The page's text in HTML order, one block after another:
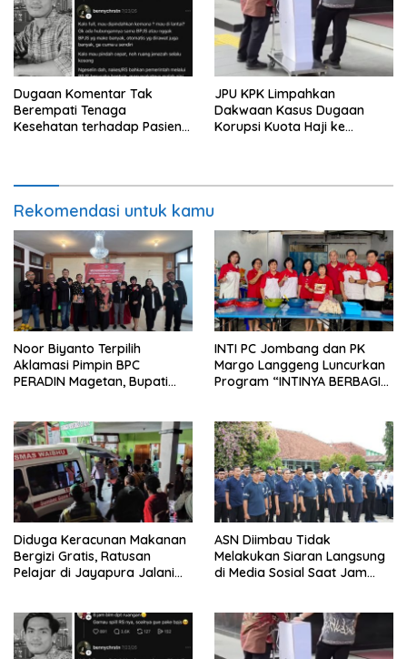
Dugaan Komentar Tak
Berempati Tenaga
Kesehatan terhadap Pasien
JPU KPK Limpahkan
Dakwaan Kasus Dugaan
Korupsi Kuota Haji ke
Rekomendasi untuk kamu
Noor Biyanto Terpilih
Aklamasi Pimpin BPC
PERADIN Magetan, Bupati
INTI PC Jombang dan PK
Margo Langgeng Luncurkan
Program “INTINYA BERBAGI”,
Diduga Keracunan Makanan
Bergizi Gratis, Ratusan
Pelajar di Jayapura Jalani
ASN Diimbau Tidak
Melakukan Siaran Langsung
di Media Sosial Saat Jam